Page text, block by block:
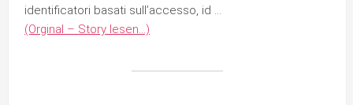
identificatori basati sull’accesso, id …
(Orginal – Story lesen…)